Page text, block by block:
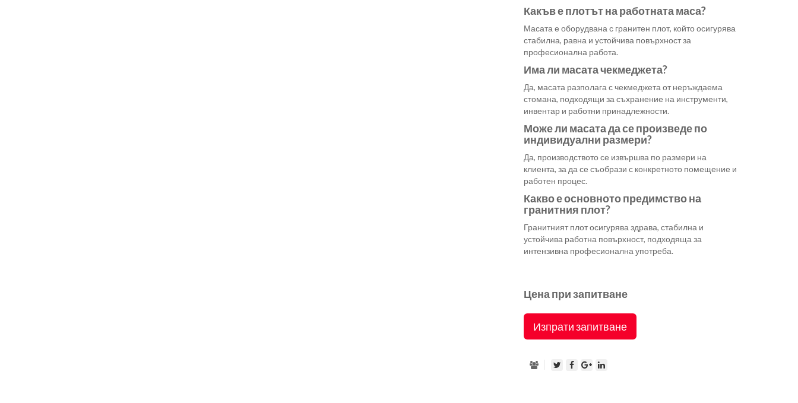
Какъв е плотът на работната маса?
Масата е оборудвана с гранитен плот, който осигурява
стабилна, равна и устойчива повърхност за
професионална работа.
Има ли масата чекмеджета?
Да, масата разполага с чекмеджета от неръждаема
стомана, подходящи за съхранение на инструменти,
инвентар и работни принадлежности.
Може ли масата да се произведе по
индивидуални размери?
Да, производството се извършва по размери на
клиента, за да се съобрази с конкретното помещение и
работен процес.
Какво е основното предимство на
гранитния плот?
Гранитният плот осигурява здрава, стабилна и
устойчива работна повърхност, подходяща за
интензивна професионална употреба.
Цена при запитване
Изпрати запитване